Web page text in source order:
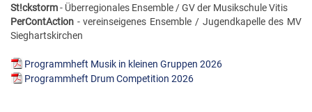
St!ckstorm- Überregionales Ensemble / GV der Musikschule Vitis
PerContAction - vereinseigenes Ensemble / Jugendkapelle des MV
Sieghartskirchen
Programmheft Musik in kleinen Gruppen 2026
Programmheft Drum Competition 2026